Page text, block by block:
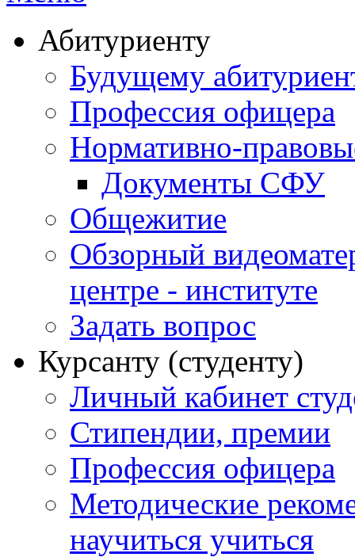
Абитуриенту
Будущему
Профессия офицера
Нормативно-
Документы СФУ
Общежитие
Обзорный
центре - институте
Задать вопрос
Курсанту (студенту)
Личный кабинет
Стипендии, премии
Профессия офицера
Методические
научиться учиться